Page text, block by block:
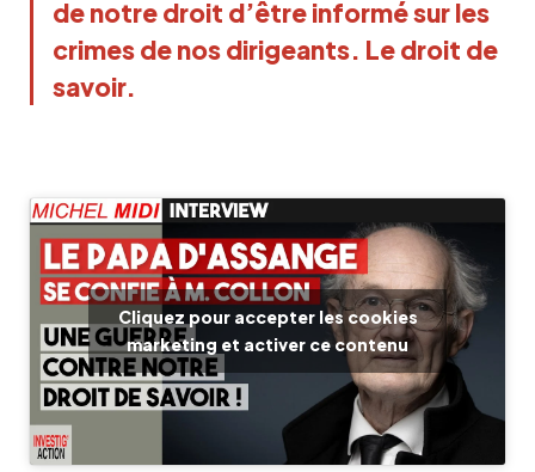
de notre droit d’être informé sur les
crimes de nos dirigeants. Le droit de
savoir.
Cliquez pour accepter les cookies
marketing et activer ce contenu